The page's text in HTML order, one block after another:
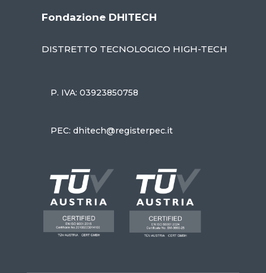
Fondazione DHITECH
DISTRETTO TECNOLOGICO HIGH-TECH
P. IVA: 03923850758
PEC: dhitech@registerpec.it